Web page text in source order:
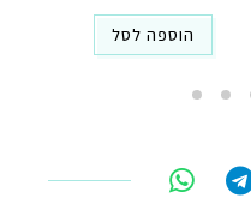
הוספה לסל